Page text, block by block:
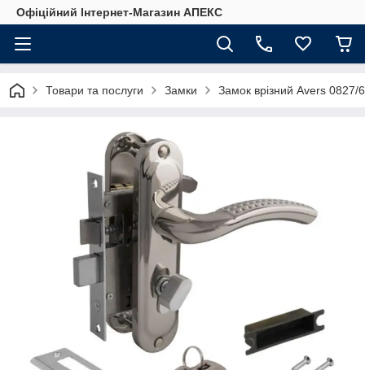
Офіційний Інтернет-Магазин АПЕКС
Товари та послуги Замки Замок врізний Avers 0827/